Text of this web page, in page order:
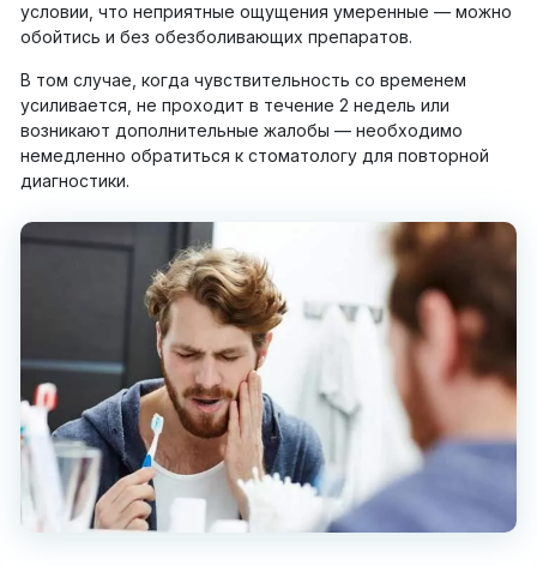
условии, что неприятные ощущения умеренные — можно
обойтись и без обезболивающих препаратов.
В том случае, когда чувствительность со временем
усиливается, не проходит в течение 2 недель или
возникают дополнительные жалобы — необходимо
немедленно обратиться к стоматологу для повторной
диагностики.